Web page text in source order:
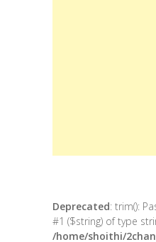
Deprecated: trim():
#1 ($string) of type
/home/shoithi/